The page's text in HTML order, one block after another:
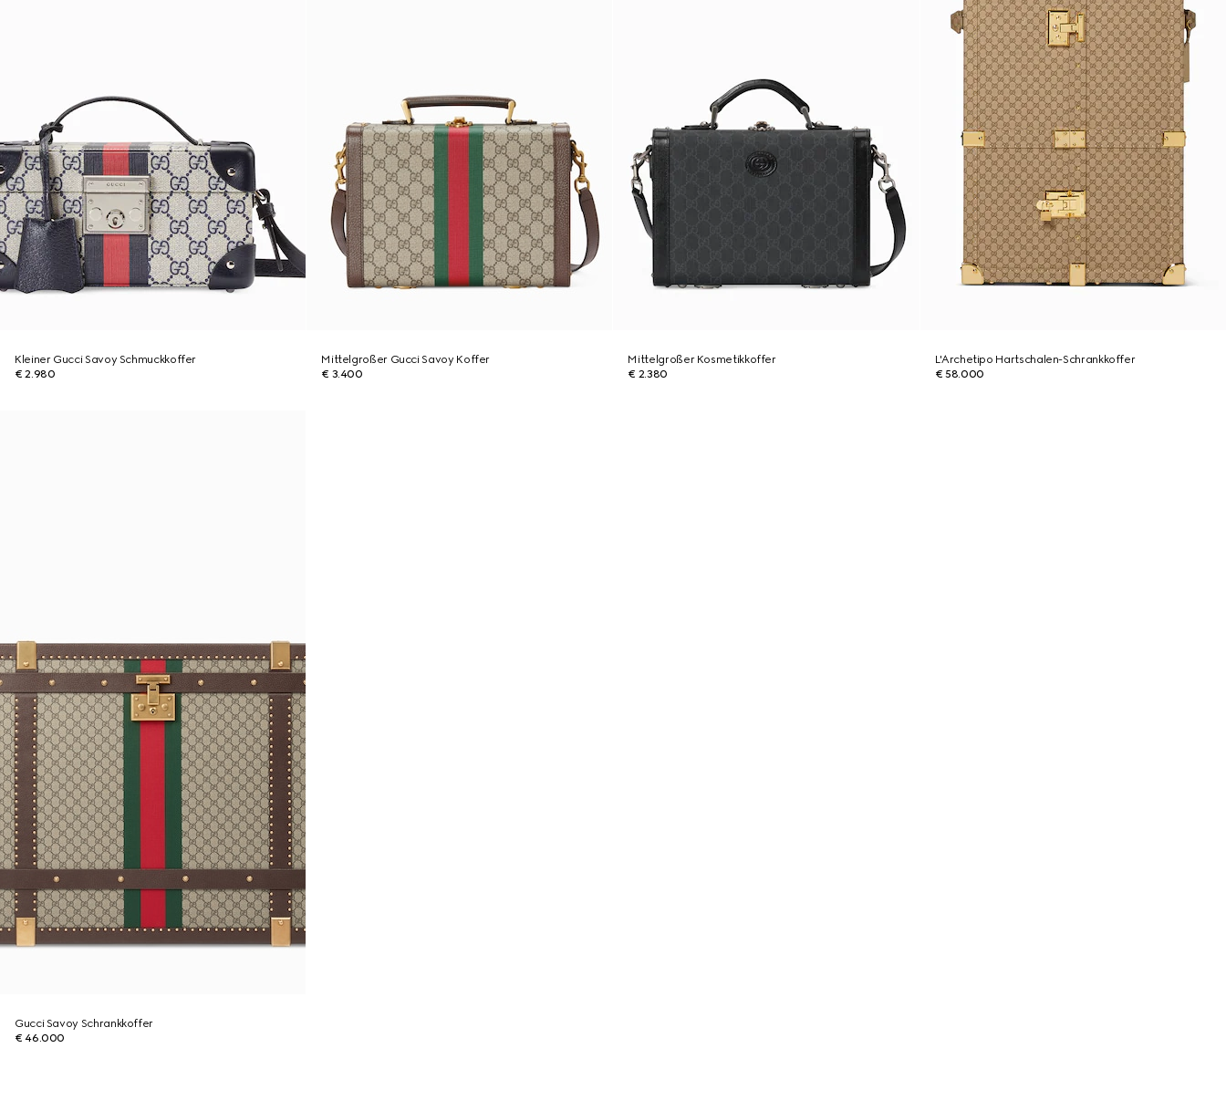
Kleiner Gucci Savoy Schmuckkoffer
€ 2.980
Mittelgroßer Gucci Savoy Koffer
€ 3.400
Mittelgroßer Kosmetikkoffer
€ 2.380
L'Archetipo Hartschalen-Schrankkoffer
€ 58.000
Gucci Savoy Schrankkoffer
€ 46.000